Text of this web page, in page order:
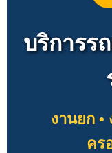
บริการร
งานยก •
คร